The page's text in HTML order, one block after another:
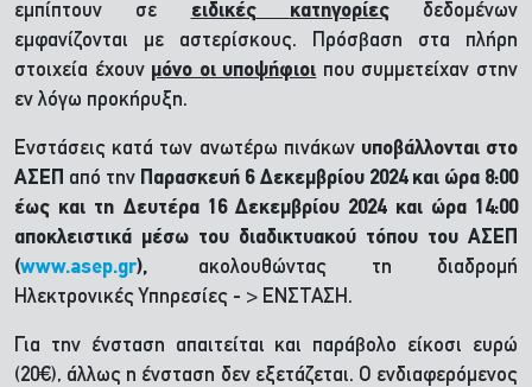
εμπίπτουν σε ειδικές κατηγορίεςδεδομένων
εμφανίζονται με αστερίσκους. Πρόσβαση στα πλήρη
στοιχεία έχουν μόνο οι υποψήφιοι που συμμετείχαν στην
εν λόγω προκήρυξη.
Ενστάσεις κατά των ανωτέρω πινάκων υποβάλλονται στο
ΑΣΕΠ από την Παρασκευή 6 Δεκεμβρίου 2024 και ώρα 8:00
έως και τη Δευτέρα 16 Δεκεμβρίου 2024 και ώρα 14:00
αποκλειστικά μέσω του διαδικτυακού τόπου του ΑΣΕΠ
(www.asep.gr), ακολουθώντας τη διαδρομή
Ηλεκτρονικές Υπηρεσίες - > ΕΝΣΤΑΣΗ.
Για την ένσταση απαιτείται και παράβολο είκοσι ευρώ
(20€), άλλως η ένσταση δεν εξετάζεται. Ο ενδιαφερόμενος